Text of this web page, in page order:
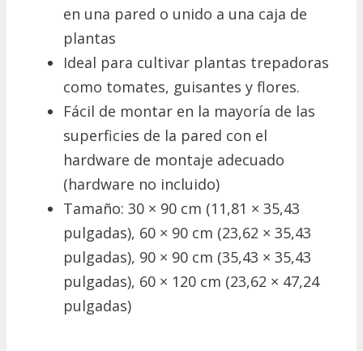
en una pared o unido a una caja de
plantas
Ideal para cultivar plantas trepadoras
como tomates, guisantes y flores.
Fácil de montar en la mayoría de las
superficies de la pared con el
hardware de montaje adecuado
(hardware no incluido)
Tamaño: 30 × 90 cm (11,81 × 35,43
pulgadas), 60 × 90 cm (23,62 × 35,43
pulgadas), 90 × 90 cm (35,43 × 35,43
pulgadas), 60 × 120 cm (23,62 × 47,24
pulgadas)